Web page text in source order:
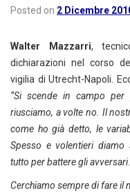
Posted on 2 Dicembre
Walter Mazzarri,
dichiarazioni nel corso
vigilia di Utrecht-Napoli.
“Si scende in campo
riusciamo, a volte no. Il
come ho già detto, le
Spesso e volentieri diamo
tutto per battere gli avversari.
Cerchiamo sempre di fare il